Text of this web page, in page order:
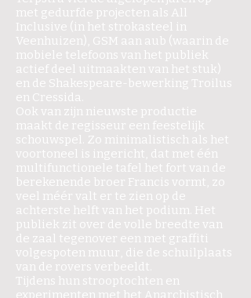
met gedurfde projecten als All
Inclusive (in het strokasteel in
Veenhuizen), GSM aan aub (waarin de
mobiele telefoons van het publiek
actief deel uitmaakten van het stuk)
en de Shakespeare-bewerking Troilus
en Cressida.
Ook van zijn nieuwste productie
maakt de regisseur een feestelijk
schouwspel. Zo minimalistisch als het
voortoneel is ingericht, dat met één
multifunctionele tafel het fort van de
berekenende broer Francis vormt, zo
veel méér valt er te zien op de
achterste helft van het podium. Het
publiek zit over de volle breedte van
de zaal tegenover een met graffiti
volgespoten muur, die de schuilplaats
van de rovers verbeeldt.
Tijdens hun strooptochten en
experimenten met het Anarchistisch